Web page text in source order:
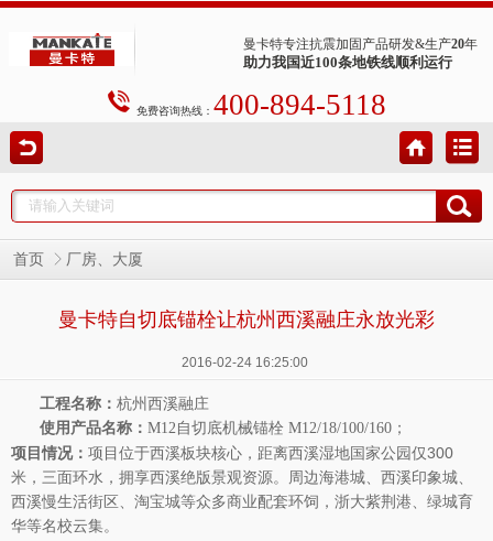
曼卡特专注抗震加固产品研发&生产20年
助力我国近100条地铁线顺利运行
免费咨询热线： 400-894-5118
首页 厂房、大厦
曼卡特自切底锚栓让杭州西溪融庄永放光彩
2016-02-24 16:25:00
工程名称： 杭州西溪融庄
使用产品名称： M12自切底机械锚栓 M12/18/100/160 ；
项目情况： 项目位于西溪板块核心，距离西溪湿地国家公园仅300
米，三面环水，拥享西溪绝版景观资源。周边海港城、西溪印象城、
西溪慢生活街区、淘宝城等众多商业配套环饲，浙大紫荆港、绿城育
华等名校云集。